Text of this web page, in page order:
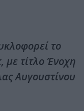
το
με τίτλο Ένοχη
Αυγουστίνου